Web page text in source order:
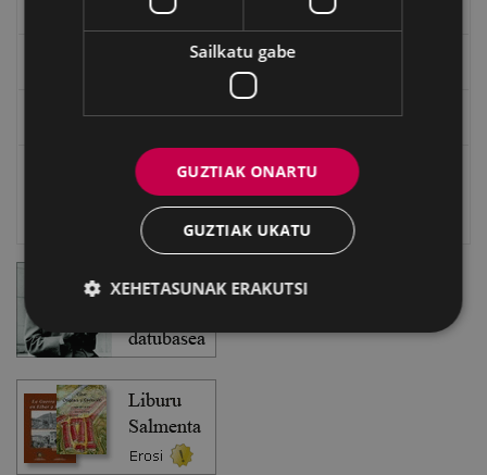
Eibarko Fonoteka
Eibarko Idazlanen Datu-basea
Sailkatu gabe
GUZTIAK ONARTU
GUZTIAK UKATU
XEHETASUNAK ERAKUTSI